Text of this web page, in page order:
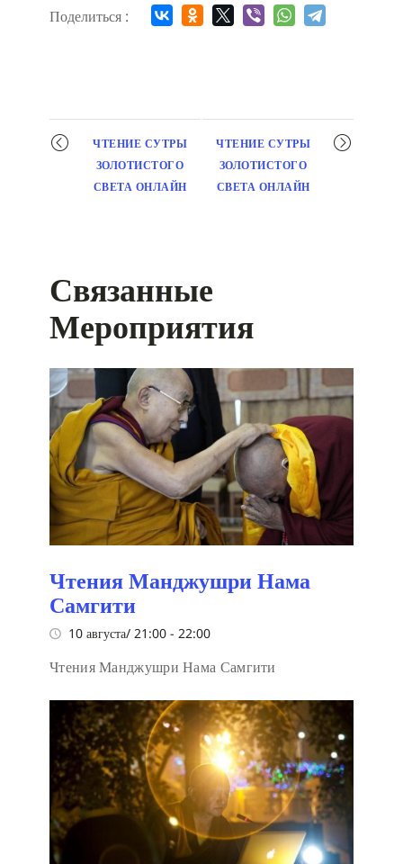
Поделиться :
Мероприятие
навигация
ЧТЕНИЕ СУТРЫ
ЗОЛОТИСТОГО
СВЕТА ОНЛАЙН
ЧТЕНИЕ СУТРЫ
ЗОЛОТИСТОГО
СВЕТА ОНЛАЙН
Связанные
Мероприятия
Чтения Манджушри Нама
Самгити
10 августа/ 21:00 - 22:00
Чтения Манджушри Нама Самгити